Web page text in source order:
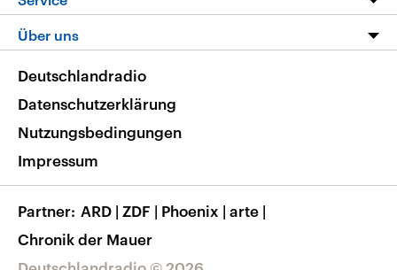
Nachrichtenleicht
Neue Beiträge auf dlf.de
Podcasts
Deutschlandfunk App
Nachrichten App
Frequenzen
FAQ
Veranstaltungen
Musikliste
RSS
Über uns
Barrierefreiheit
Deutschlandradio
Datenschutzerklärung
Nutzungsbedingungen
Impressum
Partner ARD | ZDF | Phoenix | arte |
Chronik der Mauer